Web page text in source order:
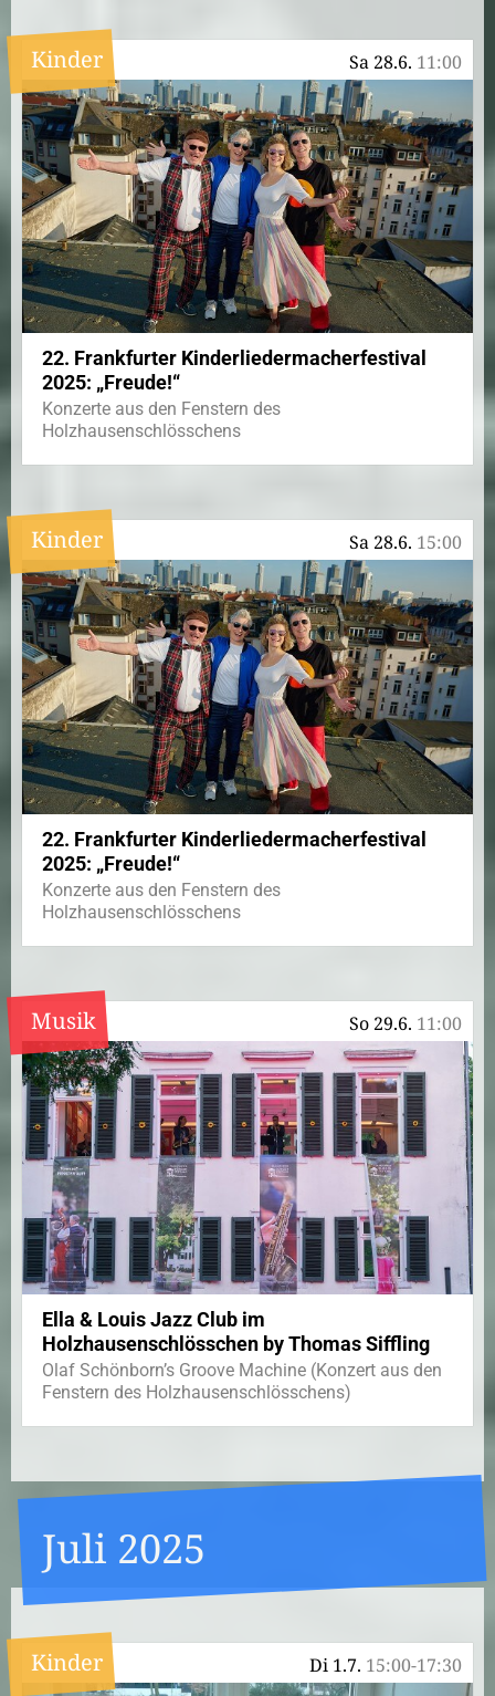
Sa 28.6. 11:00
Kinder
22. Frankfurter Kinderliedermacherfestival
2025: „Freude!“
Konzerte aus den Fenstern des
Holzhausenschlösschens
Sa 28.6. 15:00
Kinder
22. Frankfurter Kinderliedermacherfestival
2025: „Freude!“
Konzerte aus den Fenstern des
Holzhausenschlösschens
So 29.6. 11:00
Musik
Ella & Louis Jazz Club im
Holzhausenschlösschen by Thomas Siffling
Olaf Schönborn’s Groove Machine (Konzert aus den
Fenstern des Holzhausenschlösschens)
Juli 2025
Di 1.7. 15:00-17:30
Kinder